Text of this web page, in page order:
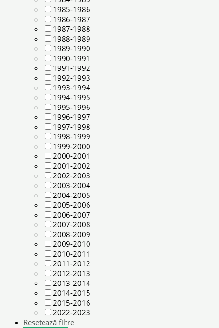
1985-1986
1986-1987
1987-1988
1988-1989
1989-1990
1990-1991
1991-1992
1992-1993
1993-1994
1994-1995
1995-1996
1996-1997
1997-1998
1998-1999
1999-2000
2000-2001
2001-2002
2002-2003
2003-2004
2004-2005
2005-2006
2006-2007
2007-2008
2008-2009
2009-2010
2010-2011
2011-2012
2012-2013
2013-2014
2014-2015
2015-2016
2022-2023
Resetează filtre